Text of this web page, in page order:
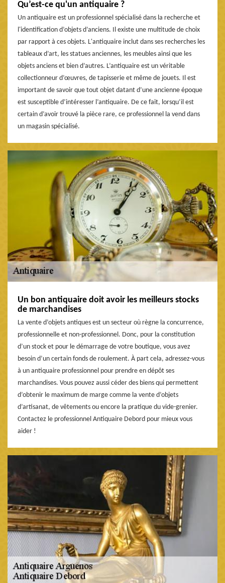
Qu’est-ce qu'un antiquaire ?
Un antiquaire est un professionnel spécialisé dans la recherche et
l'identification d’objets d’anciens. Il existe une multitude de choix
par rapport à ces objets. L'antiquaire inclut dans ses recherches les
tableaux d’art, les statues anciennes, les meubles ainsi que les
objets anciens et bien d’autres. L’antiquaire est un véritable
collectionneur d’œuvres, de tapisserie et même de jouets. Il est
important de savoir que tout objet datant d’une ancienne époque
est susceptible d’intéresser l’antiquaire. De ce fait, lorsqu’il est
certain d’avoir trouvé la pièce rare, ce professionnel la vend dans
un magasin spécialisé.
Un bon antiquaire doit avoir les meilleurs stocks
de marchandises
La vente d’objets antiques est un secteur où règne la concurrence,
professionnelle et non-professionnel. Donc, pour la constitution
d’un stock et pour le démarrage de votre boutique, vous avez
besoin d’un certain fonds de roulement. À part cela, adressez-vous
à un antiquaire professionnel pour prendre en dépôt ses
marchandises. Vous pouvez aussi céder des biens qui permettent
d’obtenir le maximum de marge comme la vente d’objets
d’artisanat, de vêtements ou encore la pratique du vide-grenier.
Contactez le professionnel Antiquaire Debord pour mieux vous
aider !